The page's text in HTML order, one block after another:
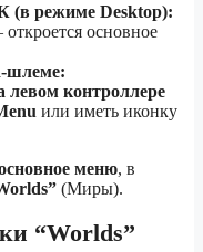
(в режиме Desktop):
откроется основное
шлеме:
контроллере
или иметь иконку
меню, в
(Миры).
“Worlds”